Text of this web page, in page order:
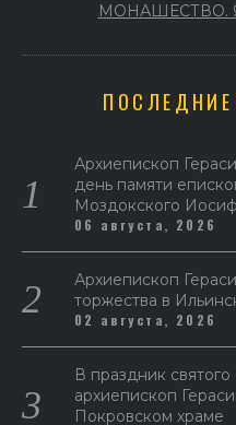
МОНАШЕСТВО.
Архиепископ
день памяти
Моздокского
06 августа, 2026
Архиепископ
торжества в
02 августа, 2026
В праздник
архиепископ
Покровском храме